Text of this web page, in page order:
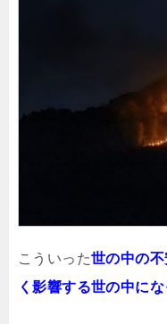
こういった世の中の
く影響する世の中にな